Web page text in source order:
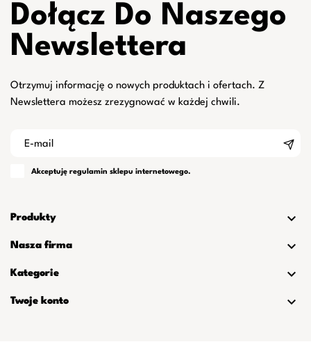
Dołącz Do Naszego
Newslettera
Otrzymuj informację o nowych produktach i ofertach. Z
Newslettera możesz zrezygnować w każdej chwili.
Akceptuję regulamin sklepu internetowego.
Produkty 
Nasza firma 
Kategorie 
Twoje konto 